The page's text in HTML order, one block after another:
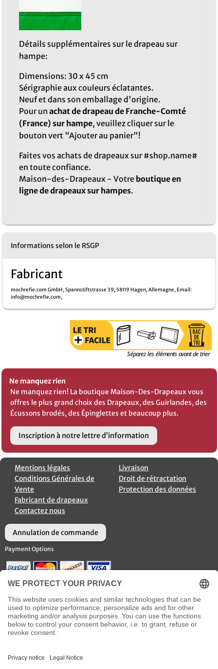
Détails supplémentaires sur le drapeau sur
hampe:
Dimensions: 30 x 45 cm
Sérigraphie aux couleurs éclatantes.
Neuf et dans son emballage d'origine.
Pour un achat de drapeau de Franche-Comté
(France) sur hampe, veuillez cliquer sur le
bouton vert "Ajouter au panier"!
Faites vos achats de drapeaux sur #shop.name#
en toute confiance.
Maison-des-Drapeaux - Votre boutique en
ligne de drapeaux sur hampes.
Informations selon le RSGP
Fabricant
mochrefie.com GmbH,Spannstiftstrasse 39, 58119 Hagen,Allemagne, Email :
info@mochrefie.com,
Ne manquez rien
Ne manquez rien! La boutique Maison-Des-Drapeaux vous
offres le plus grand choix des Drapeaux, des Guirlandes, des
Écussons brodés, des Épinglettes et beaucoup plus.
Inscription à notre lettre d’information
Mentions légales
Conditions Générales de
Vente
Fabricant de drapeaux
Contactez nous
Livraison
Droit de rétractation
Protection des données
Annulation de commande
Payment Options